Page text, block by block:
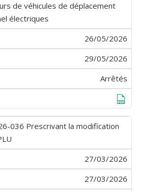
de véhicules de déplacement
électriques
26/05/2026
29/05/2026
Arrêtés
036 Prescrivant la modification
27/03/2026
27/03/2026